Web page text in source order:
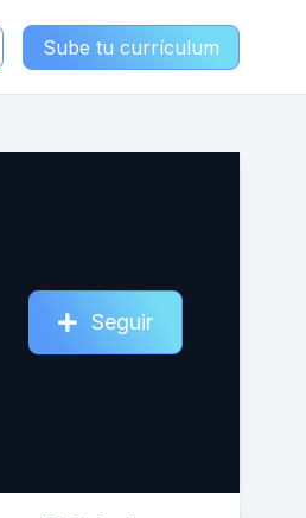
Sube tu currículum
Seguir